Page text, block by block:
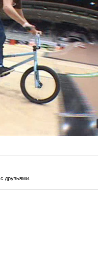
друзьями.